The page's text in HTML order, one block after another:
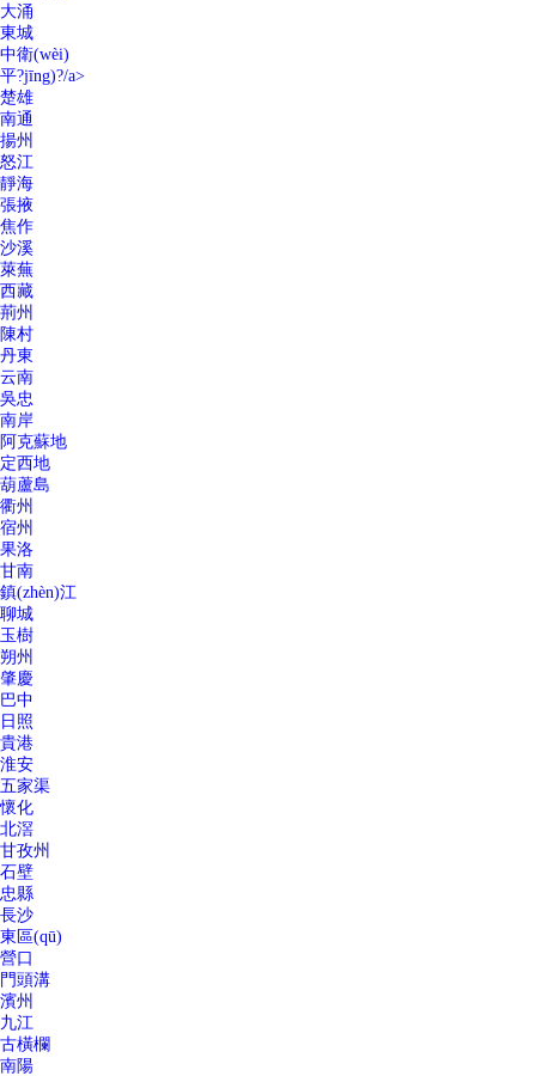
大涌
東城
中衛(wèi)
平?jīng)?/a>
楚雄
南通
揚州
怒江
靜海
張掖
焦作
沙溪
萊蕪
西藏
荊州
陳村
丹東
云南
吳忠
南岸
阿克蘇地
定西地
葫蘆島
衢州
宿州
果洛
甘南
鎮(zhèn)江
聊城
玉樹
朔州
肇慶
巴中
日照
貴港
淮安
五家渠
懷化
北滘
甘孜州
石壁
忠縣
長沙
東區(qū)
營口
門頭溝
濱州
九江
古橫欄
南陽